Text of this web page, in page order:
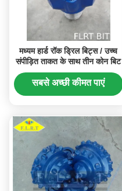
मध्यम हार्ड रॉक ड्रिल बिट्स / उच्च
संपीड़ित ताकत के साथ तीन कोन बिट
सबसे अच्छी कीमत पाएं